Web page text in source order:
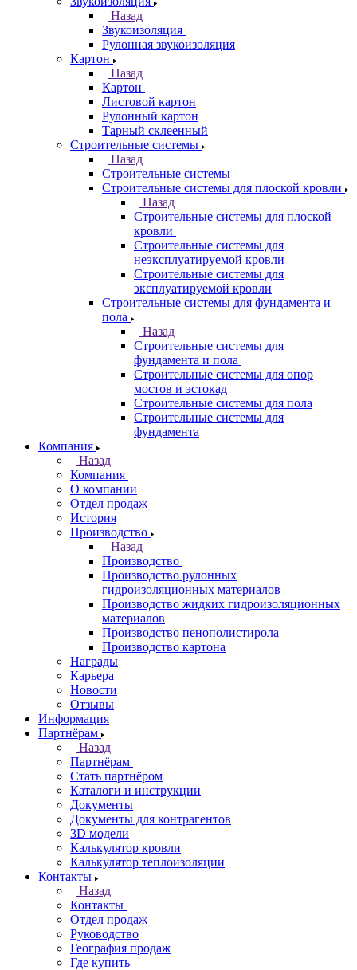
Назад
Звукоизоляция
Рулонная звукоизоляция
Картон
Назад
Картон
Листовой картон
Рулонный картон
Тарный склеенный
Строительные системы
Назад
Строительные системы
Строительные системы для плоской кровли
Назад
Строительные системы для плоской
кровли
Строительные системы для
неэксплуатируемой кровли
Строительные системы для
эксплуатируемой кровли
Строительные системы для фундамента и
пола
Назад
Строительные системы для
фундамента и пола
Строительные системы для опор
мостов и эстокад
Строительные системы для пола
Строительные системы для
фундамента
Компания
Назад
Компания
О компании
Отдел продаж
История
Производство
Назад
Производство
Производство рулонных
гидроизоляционных материалов
Производство жидких гидроизоляционных
материалов
Производство пенополистирола
Производство картона
Награды
Карьера
Новости
Отзывы
Информация
Партнёрам
Назад
Партнёрам
Стать партнёром
Каталоги и инструкции
Документы
Документы для контрагентов
3D модели
Калькулятор кровли
Калькулятор теплоизоляции
Контакты
Назад
Контакты
Отдел продаж
Руководство
География продаж
Где купить